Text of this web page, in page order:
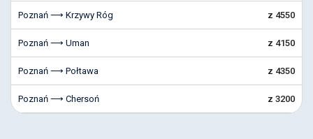
Poznań ⟶ Krzywy Róg z 4550
Poznań ⟶ Uman z 4150
Poznań ⟶ Połtawa z 4350
Poznań ⟶ Chersoń z 3200